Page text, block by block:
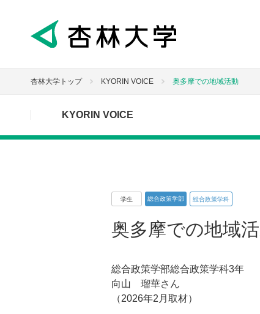
杏林大学トップ KYORIN VOICE 奥多摩での地域活動
KYORIN VOICE
学生 総合政策学部 総合政策学科
奥多摩での地域
総合政策学部総合政策学科3年
向山 瑠華さん
（2026年2月取材）